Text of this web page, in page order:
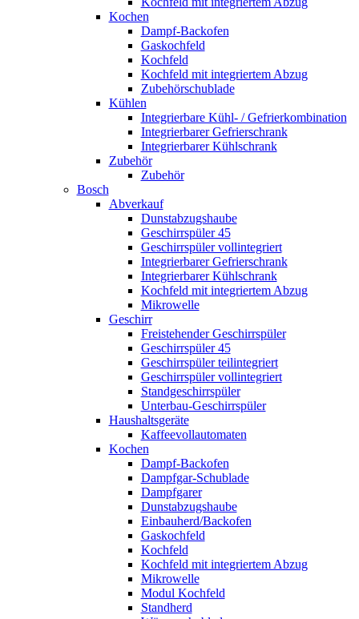
Kochen
Dampf-Backofen
Gaskochfeld
Kochfeld
Kochfeld mit integriertem Abzug
Zubehörschublade
Kühlen
Integrierbare Kühl- / Gefrierkombination
Integrierbarer Gefrierschrank
Integrierbarer Kühlschrank
Zubehör
Zubehör
Bosch
Abverkauf
Dunstabzugshaube
Geschirrspüler 45
Geschirrspüler vollintegriert
Integrierbarer Gefrierschrank
Integrierbarer Kühlschrank
Kochfeld mit integriertem Abzug
Mikrowelle
Geschirr
Freistehender Geschirrspüler
Geschirrspüler 45
Geschirrspüler teilintegriert
Geschirrspüler vollintegriert
Standgeschirrspüler
Unterbau-Geschirrspüler
Haushaltsgeräte
Kaffeevollautomaten
Kochen
Dampf-Backofen
Dampfgar-Schublade
Dampfgarer
Dunstabzugshaube
Einbauherd/Backofen
Gaskochfeld
Kochfeld
Kochfeld mit integriertem Abzug
Mikrowelle
Modul Kochfeld
Standherd